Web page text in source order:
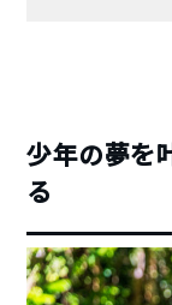
少年の夢を
る